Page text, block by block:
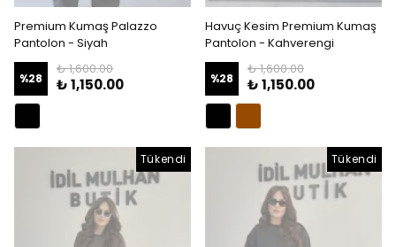
Premium Kumaş Palazzo
Pantolon - Siyah
%28
₺ 1,600.00
₺ 1,150.00
Havuç Kesim Premium Kumaş
Pantolon - Kahverengi
%28
₺ 1,600.00
₺ 1,150.00
Tükendi Tükendi